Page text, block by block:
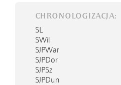
CHRONOLOGIZACJA:
SL
SWil
SJPWar
SJPDor
SJPSz
SJPDun